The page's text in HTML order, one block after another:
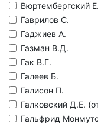
Вюртембергский Е.
Гаврилов С.
Гаджиев А.
Газман В.Д.
Гак В.Г.
Галеев Б.
Галисон П.
Галковский Д.Е.
Гальфрид